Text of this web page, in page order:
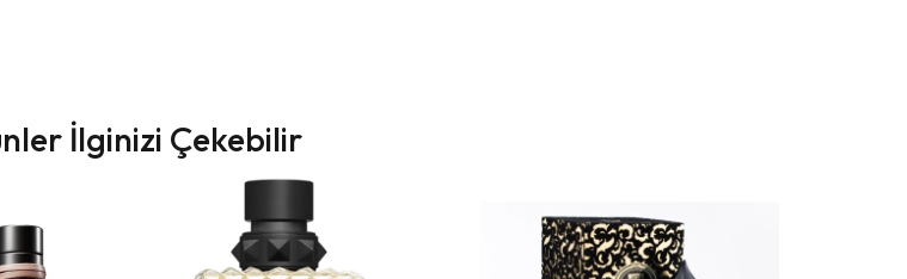
İlginizi Çekebilir